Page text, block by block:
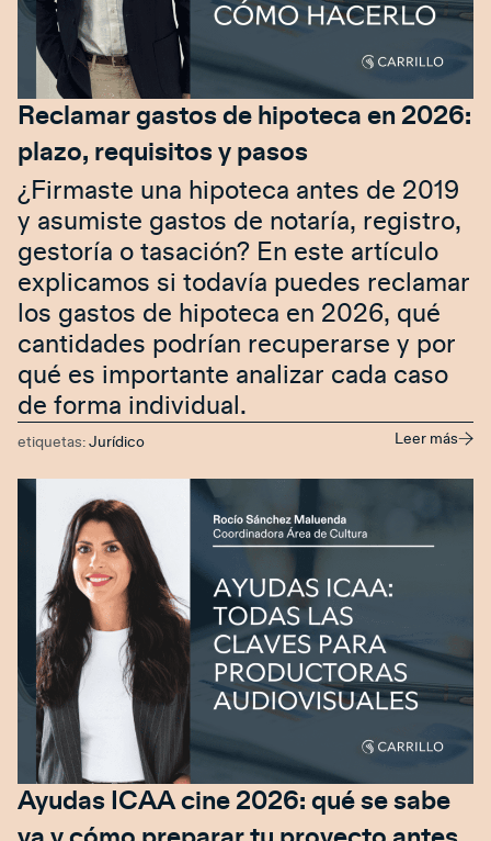
Reclamar gastos de hipoteca en 2026:
plazo, requisitos y pasos
¿Firmaste una hipoteca antes de 2019
y asumiste gastos de notaría, registro,
gestoría o tasación? En este artículo
explicamos si todavía puedes reclamar
los gastos de hipoteca en 2026, qué
cantidades podrían recuperarse y por
qué es importante analizar cada caso
de forma individual.
etiquetas: Jurídico Leer más
Ayudas ICAA cine 2026: qué se sabe